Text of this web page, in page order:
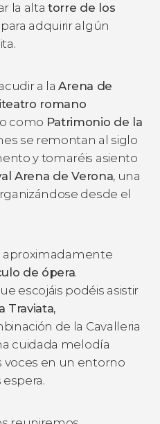
la altatorre de los
adquirir algún
a laArena de
romano
como Patrimonio de la
se remontan al siglo
y tomaréis asiento
Arena de Verona, una
desde el
aproximadamente
de ópera.
escojáis podéis asistir
Traviata,
de la Cavalleria
cuidada melodía
en un entorno